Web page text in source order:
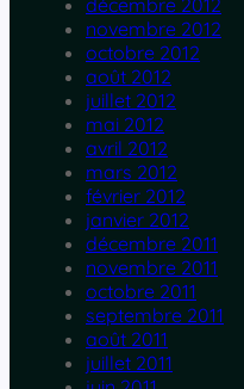
décembre 2012
novembre 2012
octobre 2012
août 2012
juillet 2012
mai 2012
avril 2012
mars 2012
février 2012
janvier 2012
décembre 2011
novembre 2011
octobre 2011
septembre 2011
août 2011
juillet 2011